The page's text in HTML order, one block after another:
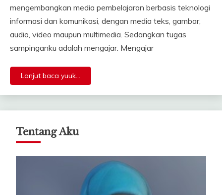
mengembangkan media pembelajaran berbasis teknologi
informasi dan komunikasi, dengan media teks, gambar,
audio, video maupun multimedia. Sedangkan tugas
sampinganku adalah mengajar. Mengajar
Lanjut baca yuuk...
Tentang Aku